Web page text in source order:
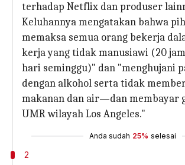
terhadap Netflix dan produser
Keluhannya mengatakan bahwa
memaksa semua orang bekerja
kerja yang tidak manusiawi (20
hari seminggu)" dan "menghujani
dengan alkohol serta tidak
makanan dan air—dan membayar
UMR wilayah Los Angeles."
Anda sudah 25% selesai
2